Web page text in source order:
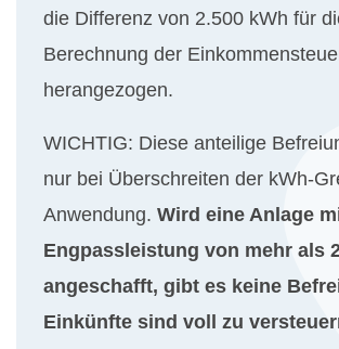
die Differenz von 2.500 kWh für
Berechnung der
herangezogen.
WICHTIG: Diese anteilige
nur bei Überschreiten der kWh-
Anwendung. Wird eine Anlage
Engpassleistung von mehr als
angeschafft, gibt es keine
Einkünfte sind voll zu